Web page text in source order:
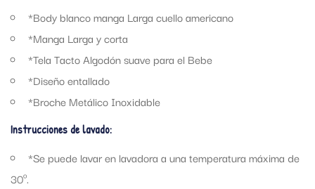
*Body blanco manga Larga cuello americano
*Manga Larga y corta
*Tela Tacto Algodón suave para el Bebe
*Diseño entallado
*Broche Metálico Inoxidable
Instrucciones de lavado:
*Se puede lavar en lavadora a una temperatura máxima de
30º.